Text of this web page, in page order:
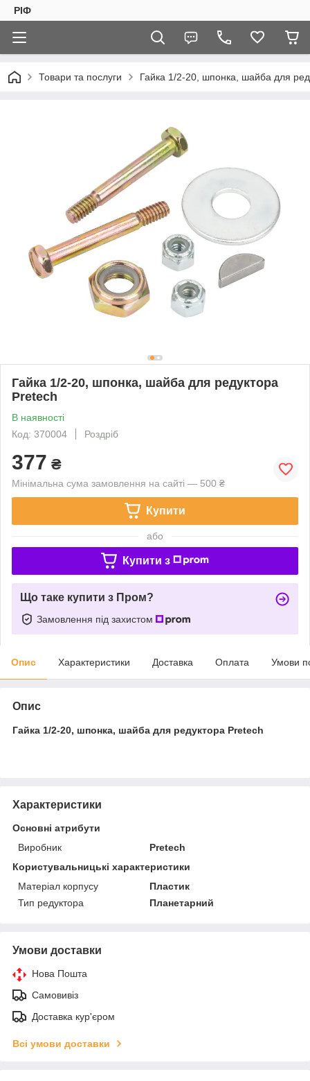
РІФ
Товари та послуги Гайка 1/2-20, шпонка, шайба для
Гайка 1/2-20, шпонка, шайба для редуктора
Pretech
В наявності
Код: 370004
Роздріб
377 ₴
Мінімальна сума замовлення на сайті — 500 ₴
Купити
або
Купити з
Що таке купити з Пром?
Замовлення під захистом
Опис Характеристики Доставка Оплата Умови
Опис
Гайка 1/2-20, шпонка, шайба для редуктора Pretech
Характеристики
Основні атрибути
Виробник
Pretech
Користувальницькі характеристики
Матеріал корпусу
Пластик
Тип редуктора
Планетарний
Умови доставки
Нова Пошта
Самовивіз
Доставка кур'єром
Всі умови доставки